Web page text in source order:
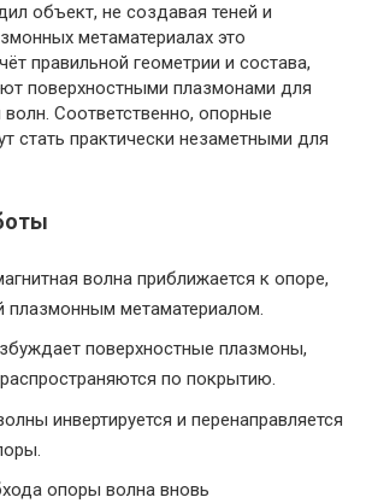
объект, не создавая теней и
метаматериалах это
правильной геометрии и состава,
поверхностными плазмонами для
волн. Соответственно, опорные
стать практически незаметными для
волна приближается к опоре,
плазмонным метаматериалом.
поверхностные плазмоны,
по покрытию.
инвертируется и перенаправляется
опоры волна вновь